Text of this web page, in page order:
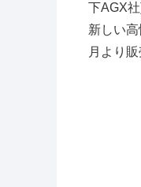
下AGX社
新しい
月より